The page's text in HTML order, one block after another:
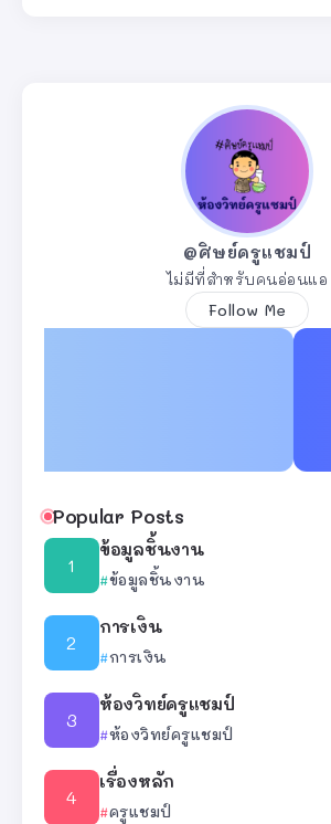
@ศิษย์ครูแชมป์
ไม่มีที่สำหรับคนอ่อนแอ
Follow Me
Popular Posts
ข้อมูลชิ้นงาน
ข้อมูลชิ้นงาน
การเงิน
การเงิน
ห้องวิทย์ครูแชมป์
ห้องวิทย์ครูแชมป์
เรื่องหลัก
ครูแชมป์